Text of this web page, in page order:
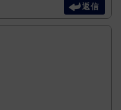
返信